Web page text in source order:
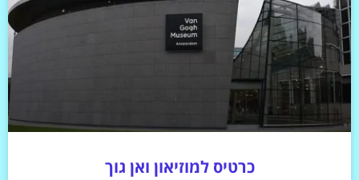
כרטיס למוזיאון ואן גוך